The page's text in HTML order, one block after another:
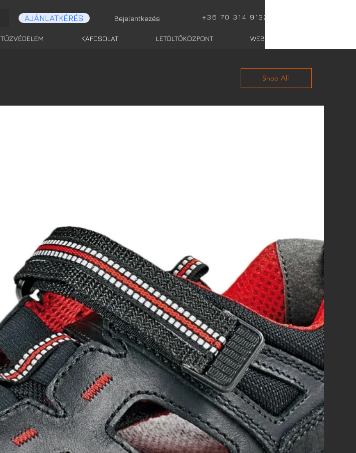
AJÁNLATKÉRÉS Bejelentkezés +36 70 314 9132
TŰZVÉDELEM KAPCSOLAT LETÖLTŐKÖZPONT WEBSHOP totalis
Shop All